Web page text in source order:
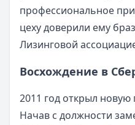
профессиональное
цеху доверили ему
Лизинговой
Восхождение в
2011 год открыл новую
Начав с должности